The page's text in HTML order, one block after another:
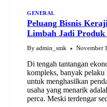
GENERAL
Peluang Bisnis
Limbah Jadi
By admin_smk November
Di tengah tantangan
kompleks, banyak
untuk menghasilkan
usaha yang menarik
perca. Meski terdengar